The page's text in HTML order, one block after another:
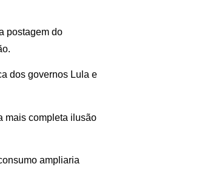
postagem do
dos governos Lula e
mais completa ilusão
ampliaria